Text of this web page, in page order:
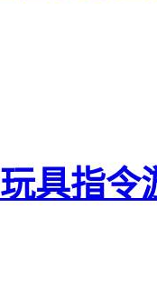
玩具指令